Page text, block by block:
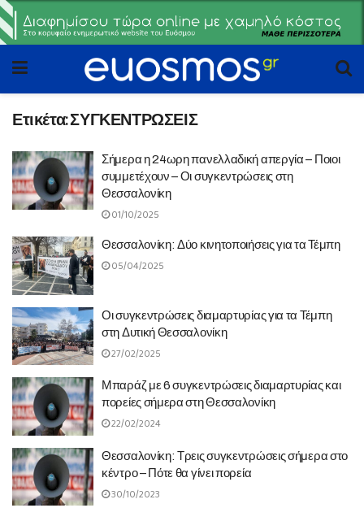
Ετικέτα:ΣΥΓΚΕΝΤΡΩΣΕΙΣ
Σήμερα η 24ωρη πανελλαδική απεργία – Ποιοι
συμμετέχουν – Οι συγκεντρώσεις στη
Θεσσαλονίκη
01/10/2025
Θεσσαλονίκη: Δύο κινητοποιήσεις για τα Τέμπη
05/04/2025
Οι συγκεντρώσεις διαμαρτυρίας για τα Τέμπη
στη Δυτική Θεσσαλονίκη
27/02/2025
Μπαράζ με 6 συγκεντρώσεις διαμαρτυρίας και
πορείες σήμερα στη Θεσσαλονίκη
22/02/2024
Θεσσαλονίκη: Τρεις συγκεντρώσεις σήμερα στο
κέντρο – Πότε θα γίνει πορεία
30/10/2023